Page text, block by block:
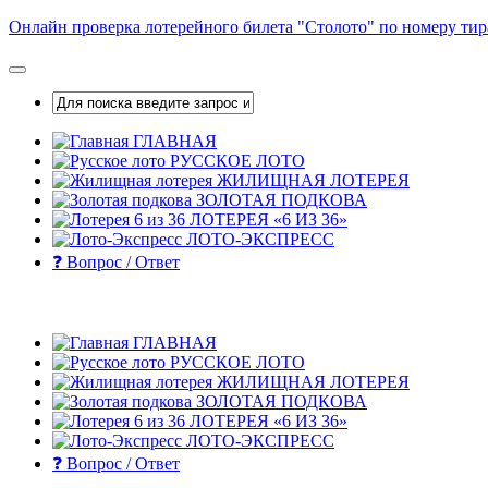
Skip
content
Онлайн проверка лотерейного билета "Столото" по номеру
ГЛАВНАЯ
РУССКОЕ ЛОТО
ЖИЛИЩНАЯ ЛОТЕРЕЯ
ЗОЛОТАЯ ПОДКОВА
ЛОТЕРЕЯ «6 ИЗ 36»
ЛОТО-ЭКСПРЕСС
❓ Вопрос / Ответ
ГЛАВНАЯ
РУССКОЕ ЛОТО
ЖИЛИЩНАЯ ЛОТЕРЕЯ
ЗОЛОТАЯ ПОДКОВА
ЛОТЕРЕЯ «6 ИЗ 36»
ЛОТО-ЭКСПРЕСС
❓ Вопрос / Ответ